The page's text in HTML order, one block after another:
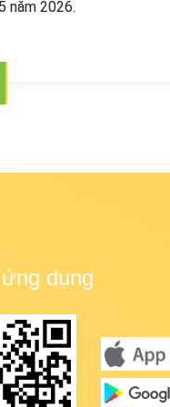
năm 2026.
dụng